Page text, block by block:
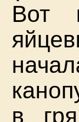
Вот
в